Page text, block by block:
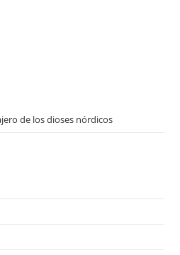
de los dioses nórdicos